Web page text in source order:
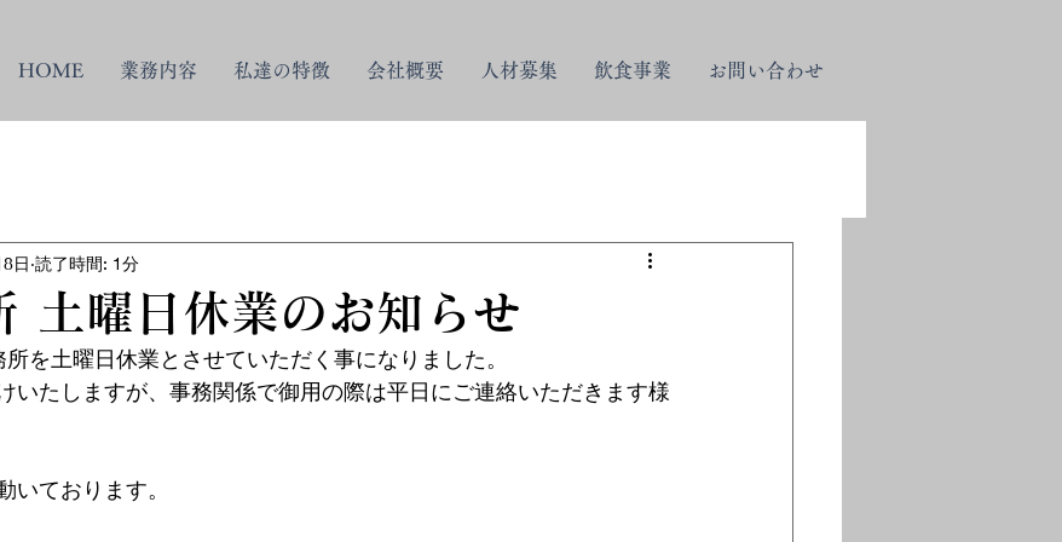
HOME 業務内容 私達の特徴 会社概要 人材募集 飲食事業 お問い合わせ
土曜日休業のお知らせ
日 読了時間: 1分
を土曜日休業とさせていただく事になりました。
いたしますが、事務関係で御用の際は平日にご連絡いただきます様
いております。